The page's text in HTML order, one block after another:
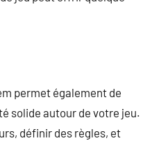
permet également de
solide autour de votre jeu.
définir des règles, et